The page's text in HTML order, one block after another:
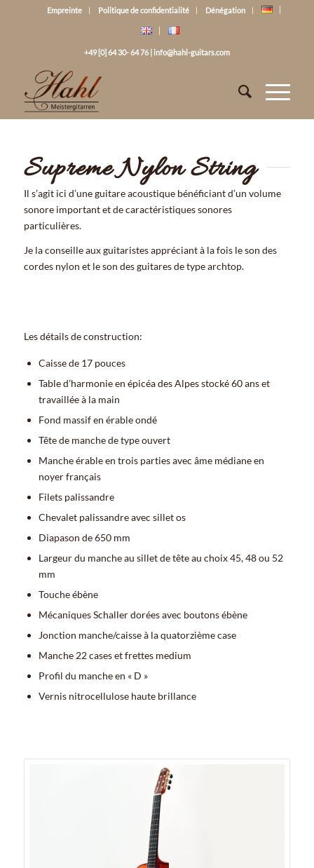
Empreinte Politique de confidentialité Dénégation
+49 [0] 64 30- 64 76|info@hahl-guitars.com
Supreme Nylon String
Il s’agit ici d’une guitare acoustique bénéficiant d’un volume
sonore important et de caractéristiques sonores
particulières.
Je la conseille aux guitaristes appréciant à la fois le son des
cordes nylon et le son des guitares de type archtop.
Les détails de construction:
Caisse de 17 pouces
Table d’harmonie en épicéa des Alpes stocké 60 ans et
travaillée à la main
Fond massif en érable ondé
Tête de manche de type ouvert
Manche érable en trois parties avec âme médiane en
noyer français
Filets palissandre
Chevalet palissandre avec sillet os
Diapason de 650 mm
Largeur du manche au sillet de tête au choix 45, 48 ou 52
mm
Touche ébène
Mécaniques Schaller dorées avec boutons ébène
Jonction manche/caisse à la quatorzième case
Manche 22 cases et frettes medium
Profil du manche en « D »
Vernis nitrocellulose haute brillance